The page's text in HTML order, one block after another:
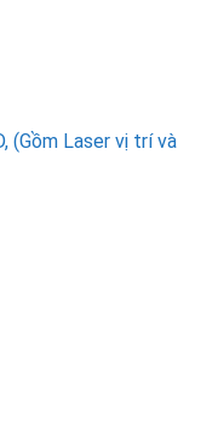
(Gồm Laser vị trí và